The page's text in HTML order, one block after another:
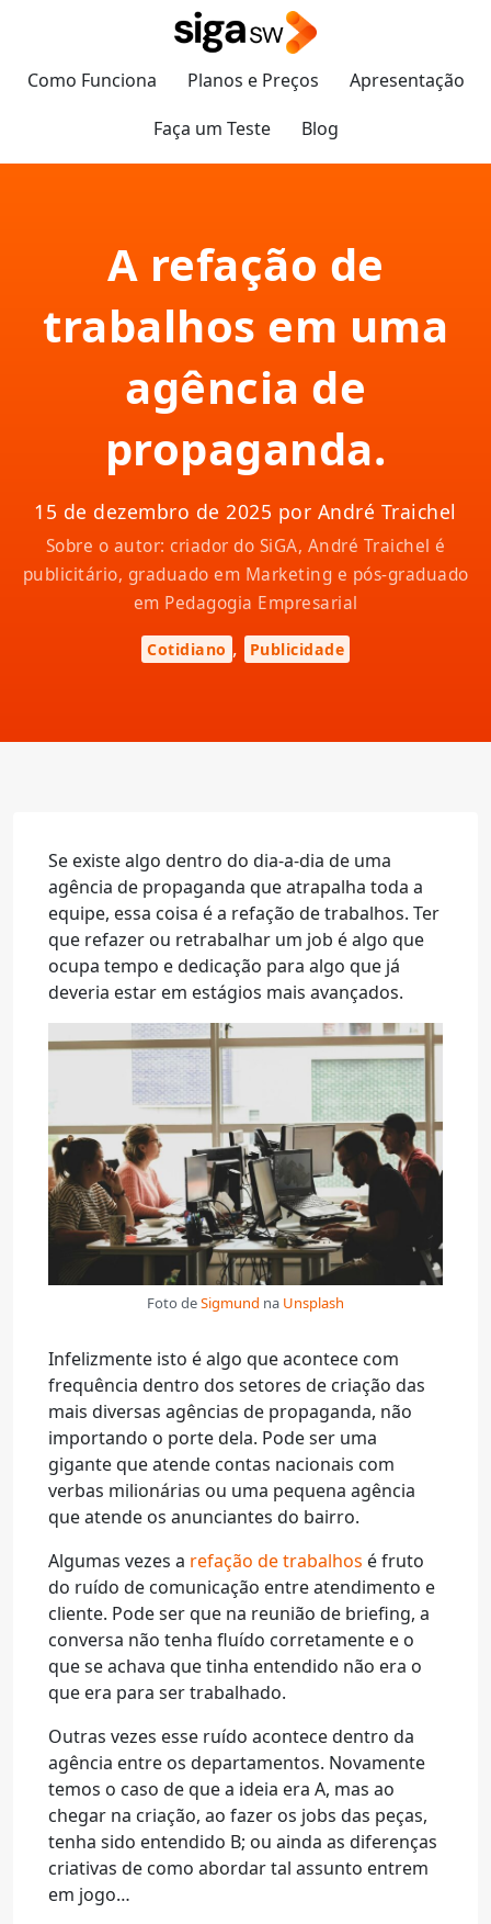
Como Funciona Planos e Preços
Apresentação
Faça um Teste
Blog
A refação de
trabalhos em uma
agência de
propaganda.
15 de dezembro de 2025 por André Traichel
Sobre o autor: criador do SiGA, André Traichel é
publicitário, graduado em Marketing e pós-graduado
em Pedagogia Empresarial
Cotidiano , Publicidade
Se existe algo dentro do dia-a-dia de uma
agência de propaganda que atrapalha toda a
equipe, essa coisa é a refação de trabalhos. Ter
que refazer ou retrabalhar um job é algo que
ocupa tempo e dedicação para algo que já
deveria estar em estágios mais avançados.
Foto deSigmund na Unsplash
Infelizmente isto é algo que acontece com
frequência dentro dos setores de criação das
mais diversas agências de propaganda, não
importando o porte dela. Pode ser uma
gigante que atende contas nacionais com
verbas milionárias ou uma pequena agência
que atende os anunciantes do bairro.
Algumas vezes a refação de trabalhos é fruto
do ruído de comunicação entre atendimento e
cliente. Pode ser que na reunião de briefing, a
conversa não tenha fluído corretamente e o
que se achava que tinha entendido não era o
que era para ser trabalhado.
Outras vezes esse ruído acontece dentro da
agência entre os departamentos. Novamente
temos o caso de que a ideia era A, mas ao
chegar na criação, ao fazer os jobs das peças,
tenha sido entendido B; ou ainda as diferenças
criativas de como abordar tal assunto entrem
em jogo…